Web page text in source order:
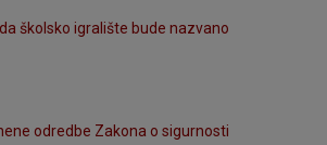
školsko igralište bude nazvano
odredbe Zakona o sigurnosti